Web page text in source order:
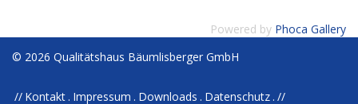
Powered by Phoca Gallery
© 2026 Qualitätshaus Bäumlisberger GmbH
Kontakt Impressum Downloads Datenschutz //